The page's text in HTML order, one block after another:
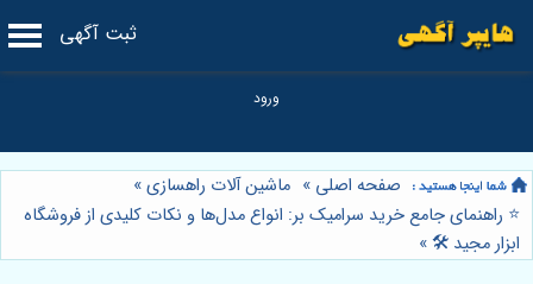
ثبت آگهی
صفحه اصلی » ماشین آلات راهسازی»
⭐️ راهنمای جامع خرید سرامیک بر: انواع مدل‌ها و نکات کلیدی از فروشگاه
ابزار مجید 🛠️»